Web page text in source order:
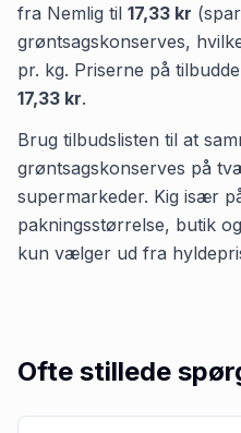
fra Nemlig til 17,33 kr (spar
grøntsagskonserves,
pr. kg. Priserne på
17,33 kr.
Brug tilbudslisten til at
grøntsagskonserves på
supermarkeder. Kig især
pakningsstørrelse, butik
kun vælger ud fra
Ofte stillede